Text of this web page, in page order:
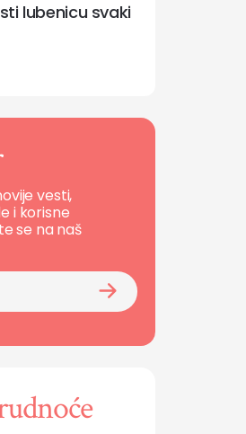
lubenicu svaki
vesti,
i korisne
se na naš